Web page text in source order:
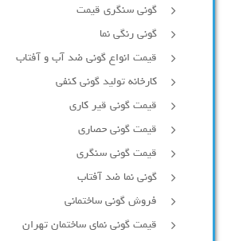
گونی سنگری قیمت
گونی رنگی نما
قیمت انواع گونی ضد آب و آفتاب
کارخانه تولید گونی کنفی
قیمت گونی قیر کاری
قیمت گونی حصاری
قیمت گونی سنگری
گونی نما ضد آفتاب
فروش گونی ساختمانی
قیمت گونی نمای ساختمان تهران